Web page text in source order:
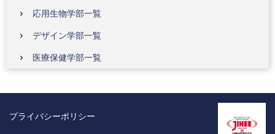
応用生物学部一覧
デザイン学部一覧
医療保健学部一覧
プライバシーポリシー